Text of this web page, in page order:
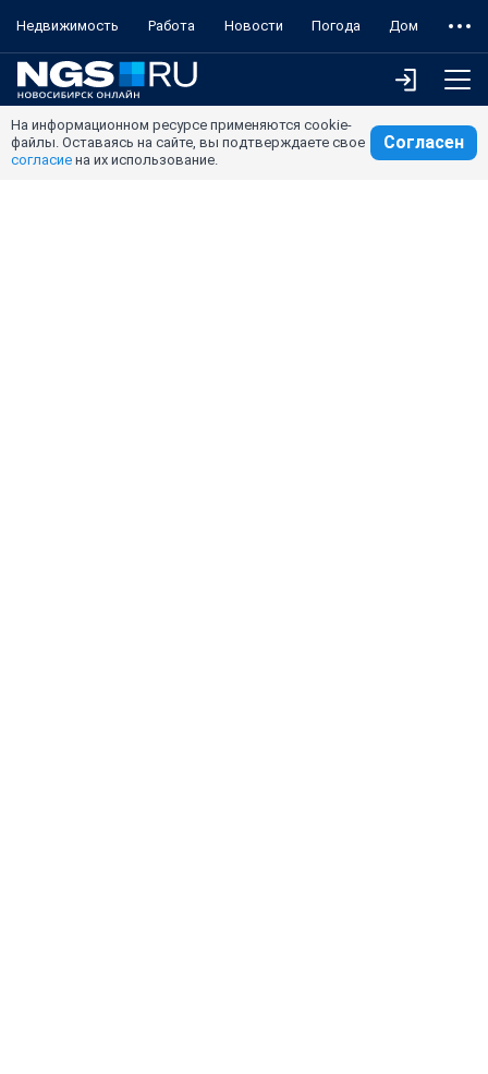
Недвижимость Работа Новости Погода Дом
На информационном ресурсе применяются cookie-
файлы. Оставаясь на сайте, вы подтверждаете свое
согласие на их использование.
Согласен